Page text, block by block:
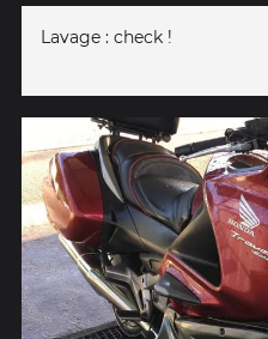
Lavage : check !